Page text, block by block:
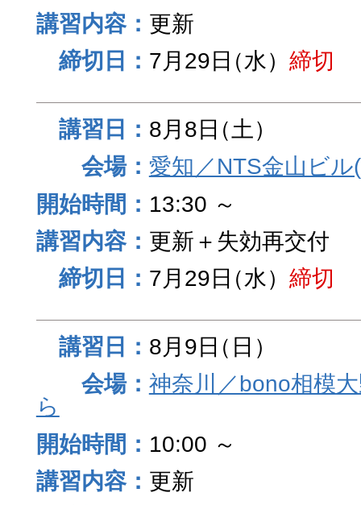
更新
7月29日（水） 締切
8月8日（土）
愛知／NTS金山ビ
13:30 ～
更新＋失効再交付
7月29日（水） 締切
8月9日（日）
神奈川／bono相模
ら
10:00 ～
更新